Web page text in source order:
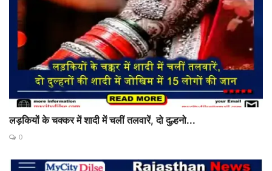
लड़कियों के चक्कर में शादी में चलीं तलवारें, दो दुल्हनो...
0